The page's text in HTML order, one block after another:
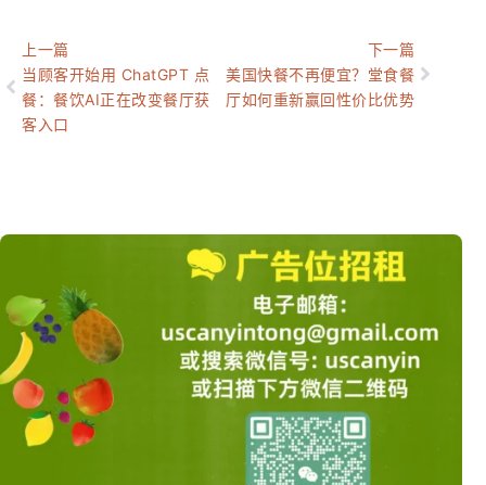
上一篇
当顾客开始用 ChatGPT 点
餐：餐饮AI正在改变餐厅获
客入口
下一篇
美国快餐不再便宜？堂食餐
厅如何重新赢回性价比优势